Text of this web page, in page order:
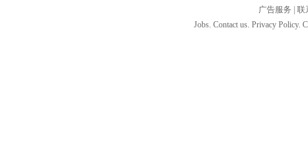
广告服务
联
Jobs. Contact us. Privacy Policy.